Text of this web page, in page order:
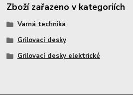
Zboží zařazeno v kategoriích
Varná technika
Grilovací desky
Grilovací desky elektrické